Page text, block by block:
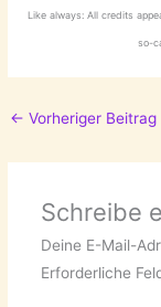
Like always: All credits
so-
← Vorheriger Beitrag
Schreibe
Deine E-Mail-
Erforderliche